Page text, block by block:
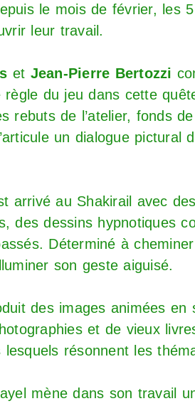
le mois de février, les
leur travail.
et Jean-Pierre Bertozzi
du jeu dans cette
rebuts de l’atelier, fonds
un dialogue
arrivé au Shakirail avec
des dessins hypnotiques
Déterminé à
son geste aiguisé.
des images animées en
et de vieux
lesquels résonnent les
mène dans son travail